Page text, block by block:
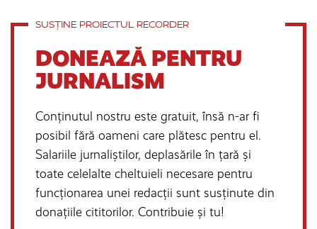
SUSȚINE PROIECTUL RECORDER
DONEAZĂ PENTRU
JURNALISM
Conținutul nostru este gratuit, însă n-ar fi
posibil fără oameni care plătesc pentru el.
Salariile jurnaliștilor, deplasările în țară și
toate celelalte cheltuieli necesare pentru
funcționarea unei redacții sunt susținute din
donațiile cititorilor. Contribuie și tu!